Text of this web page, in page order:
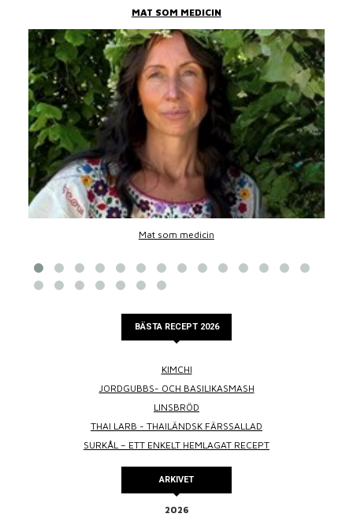
MAT SOM MEDICIN
Mat som medicin
BÄSTA RECEPT 2026
KIMCHI
JORDGUBBS- OCH BASILIKASMASH
LINSBRÖD
THAI LARB - THAILÄNDSK FÄRSSALLAD
SURKÅL – ETT ENKELT HEMLAGAT RECEPT
ARKIVET
2026